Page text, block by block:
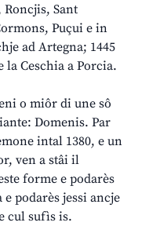
Sant
Puçui e in
ad Artegna; 1445
la Ceschia a Porcia.
o miôr di une sô
Domenis. Par
intal 1380, e un
ven a stâi il
forme e podarès
podarès jessi ancje
cul sufìs is.